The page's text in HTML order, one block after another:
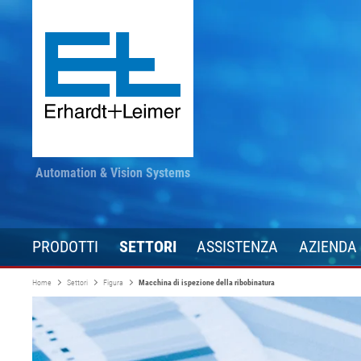
PRODOTTI
Tecnologia di azionamento
Tecnologia
SETTORI
Tessuto, tappeto, non
ASSISTENZA AZIENDA
Rimangano informati
Automation & Vision Systems
Home Settori Figura Macchina di ispezione della ribobinatura